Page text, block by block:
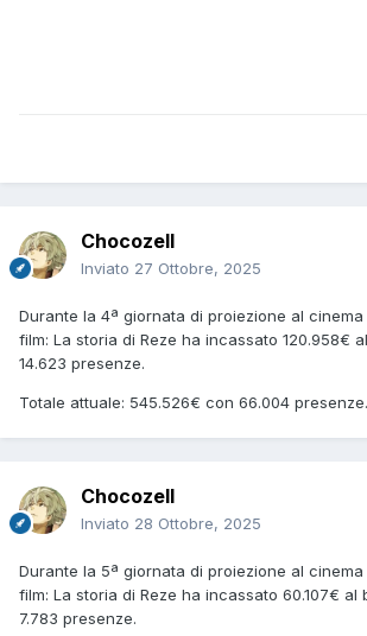
Chocozell
Inviato 27 Ottobre, 2025
Durante la 4ª giornata di proiezione al
film: La storia di Reze ha incassato 120.958€
14.623 presenze.
Totale attuale: 545.526€ con 66.004 presenze.
Chocozell
Inviato 28 Ottobre, 2025
Durante la 5ª giornata di proiezione al
film: La storia di Reze ha incassato 60.107€ al
7.783 presenze.